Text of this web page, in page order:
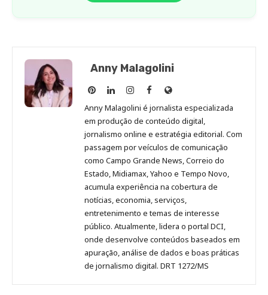
Anny Malagolini
Anny
Malagolini
no
Pinterest
Anny
Malagolini
no
LinkedIn
Anny
Malagolini
no
Instagram
Anny
Malagolini
no
Facebook
Site
de
Anny
Malagolini
Anny Malagolini é jornalista especializada
em produção de conteúdo digital,
jornalismo online e estratégia editorial. Com
passagem por veículos de comunicação
como Campo Grande News, Correio do
Estado, Midiamax, Yahoo e Tempo Novo,
acumula experiência na cobertura de
notícias, economia, serviços,
entretenimento e temas de interesse
público. Atualmente, lidera o portal DCI,
onde desenvolve conteúdos baseados em
apuração, análise de dados e boas práticas
de jornalismo digital. DRT 1272/MS